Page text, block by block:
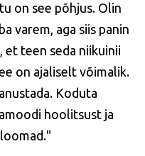
on see põhjus. Olin
varem, aga siis panin
teen seda niikuinii
on ajaliselt võimalik.
Koduta
hoolitsust ja